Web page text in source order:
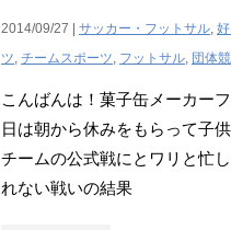
2014/09/27 | サッカー・フットサル,
ツ, チームスポーツ, フットサル, 団体
こんばんは！菓子缶メーカー
日は朝から休みをもらって子
チームの公式戦にとワリと忙
れない戦いの結果